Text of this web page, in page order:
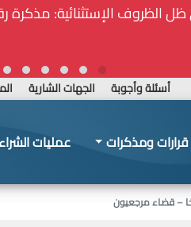
لدى هيئة الشراء العام... الخ.
أسئلة وأجوبة الجهات الشارية
قرارات ومذكرات عمليات
– قضاء مرجعيون